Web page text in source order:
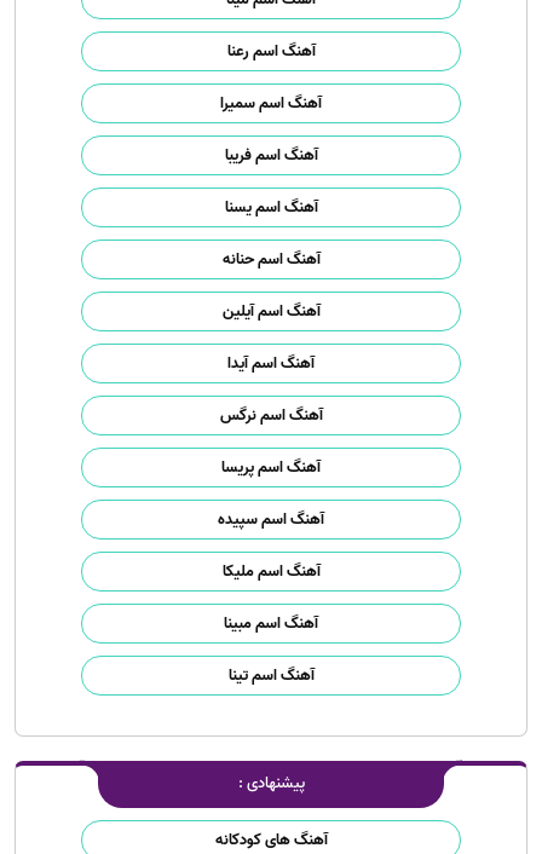
آهنگ اسم رعنا
آهنگ اسم سمیرا
آهنگ اسم فریبا
آهنگ اسم یسنا
آهنگ اسم حنانه
آهنگ اسم آیلین
آهنگ اسم آیدا
آهنگ اسم نرگس
آهنگ اسم پریسا
آهنگ اسم سپیده
آهنگ اسم ملیکا
آهنگ اسم مبینا
آهنگ اسم تینا
پیشنهادی :
آهنگ های کودکانه